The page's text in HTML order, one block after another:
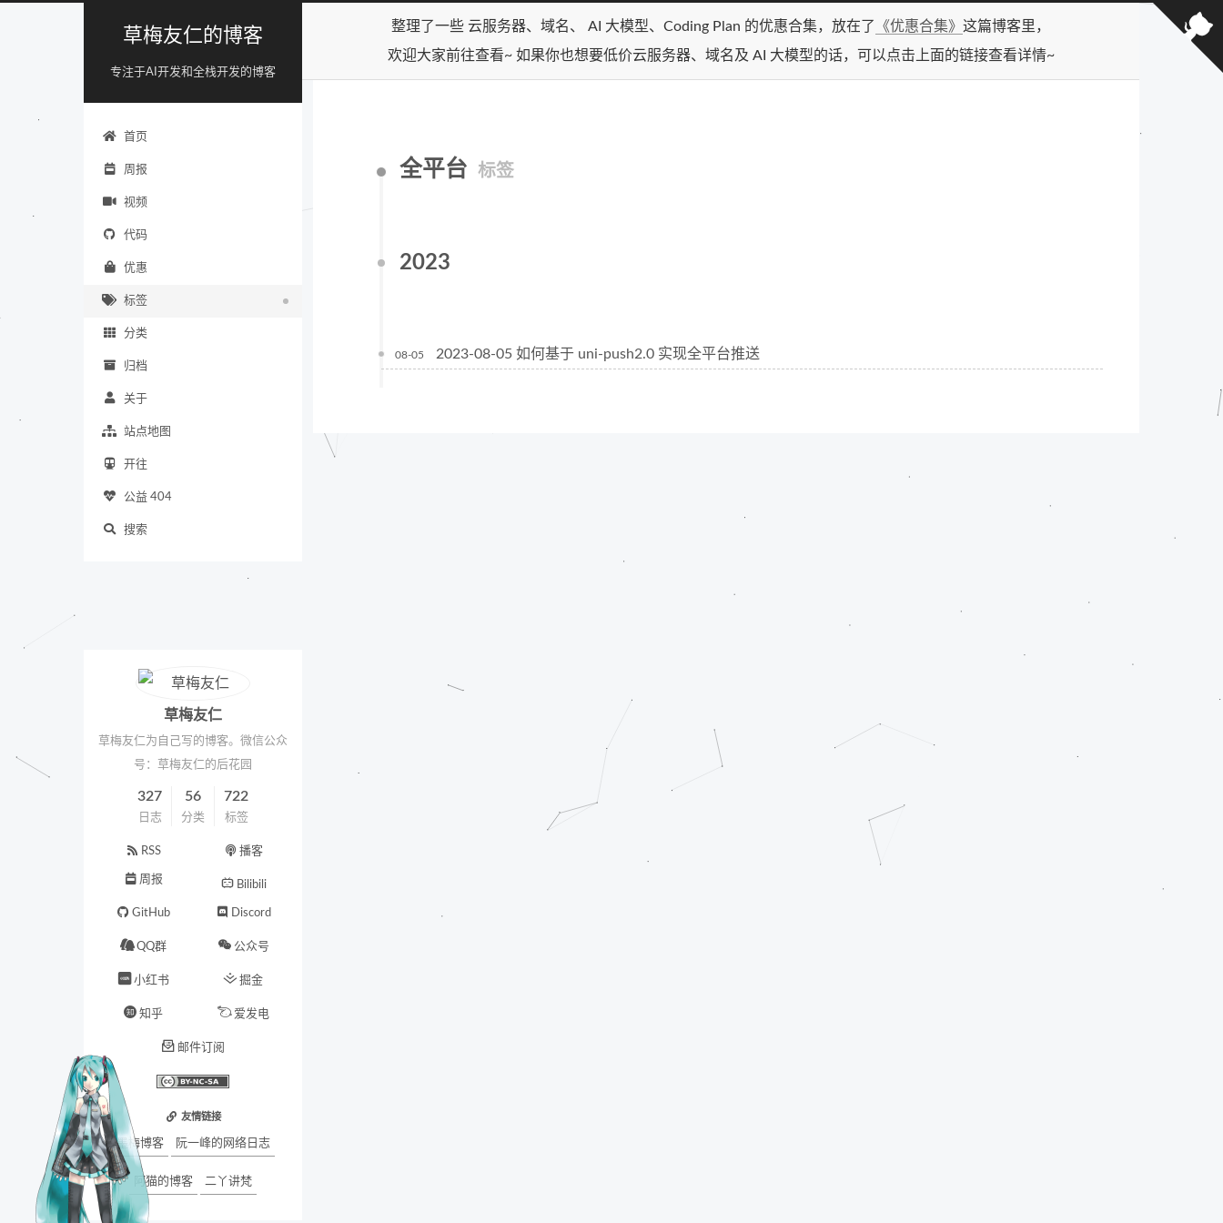
整理了一些 云服务器、域名、 AI 大模型、Coding Plan 的优惠合集，放在了 《优惠合集》 这篇博客里，
欢迎大家前往查看~ 如果你也想要低价云服务器、域名及 AI 大模型的话，可以点击上面的链接查看详情~
草梅友仁的博客
专注于AI开发和全栈开发的博客
首页
周报
视频
代码
优惠
标签
分类
归档
关于
站点地图
开往
公益 404
搜索
全平台 标签
2023
08-05 2023-08-05 如何基于 uni-push2.0 实现全平台推送
草梅友仁
草梅友仁为自己写的博客。微信公众
号：草梅友仁的后花园
327
日志
56
分类
722
标签
RSS 播客
周报 Bilibili
GitHub Discord
QQ群 公众号
小红书 掘金
知乎 爱发电
邮件订阅
友情链接
墨梅博客 阮一峰的网络日志
阿猫的博客 二丫讲梵